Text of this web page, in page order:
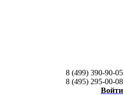
8 (499) 390-90-05
8 (495) 295-00-08
Войти